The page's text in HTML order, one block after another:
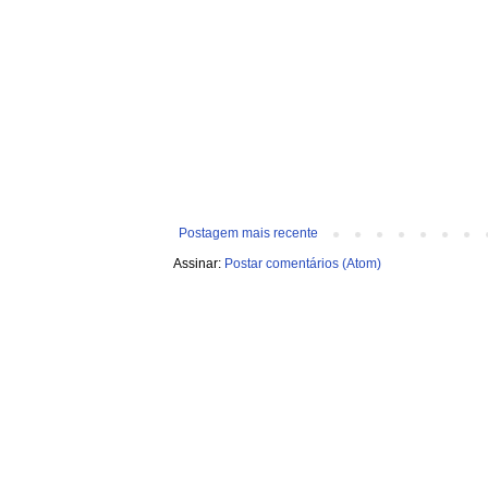
Postagem mais recente
Assinar: Postar comentários (Atom)